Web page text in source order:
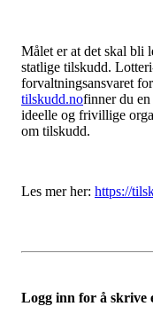
Målet er at det skal bli
statlige tilskudd.
forvaltningsansvaret
tilskudd.nofinner du
ideelle og frivillige
om tilskudd.
Les mer her: https://
Logg inn for å skrive